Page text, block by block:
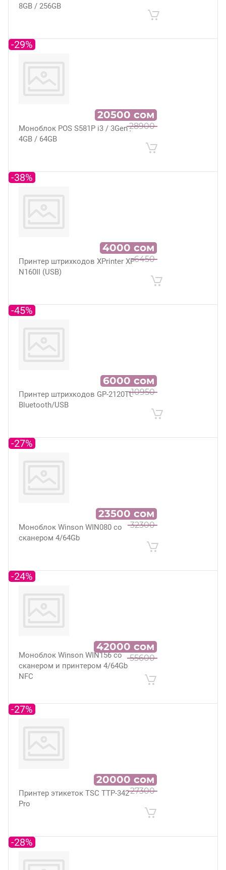
8GB / 256GB
Моноблок POS S581P i3 / 3Gen /
4GB / 64GB
-29%
28900
20500 сом
Принтер штрихкодов XPrinter XP-
N160II (USB)
-38%
6450
4000 сом
Принтер штрихкодов GP-2120TU
Bluetooth/USB
-45%
10950
6000 сом
Моноблок Winson WIN080 со
сканером 4/64Gb
-27%
32300
23500 сом
Моноблок Winson WIN156 со
сканером и принтером 4/64Gb
NFC
-24%
55600
42000 сом
Принтер этикеток TSC TTP-342
Pro
-27%
27300
20000 сом
-28%